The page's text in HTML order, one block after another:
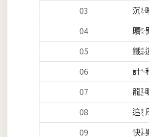
03 沉
04 贖
05 鐵
06 計
07 龍
08 追
09 快